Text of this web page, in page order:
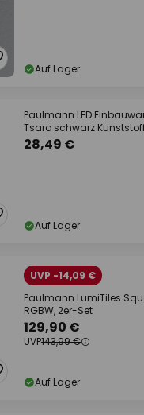
Auf Lager
Paulmann LED
Tsaro schwarz
28,49 €
Auf Lager
UVP -14,09 €
Paulmann LumiTiles
RGBW, 2er-Set
129,90 €
UVP143,99 €
Auf Lager